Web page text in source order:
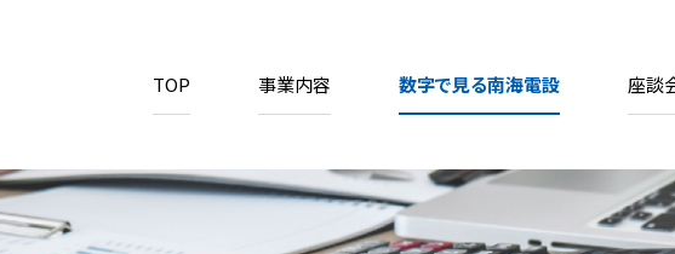
TOP 事業内容 数字で見る南海電設 座談